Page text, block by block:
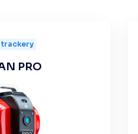
trackery
PRO